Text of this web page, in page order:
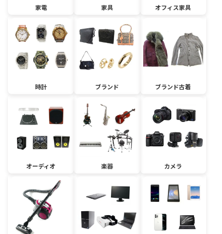
家電 家具 オフィス家具
時計 ブランド ブランド古着
オーディオ 楽器 カメラ